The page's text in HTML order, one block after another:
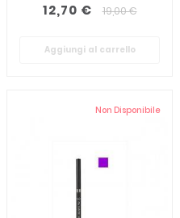
12,70 € 19,00 €
Aggiungi al carrello
Non Disponibile